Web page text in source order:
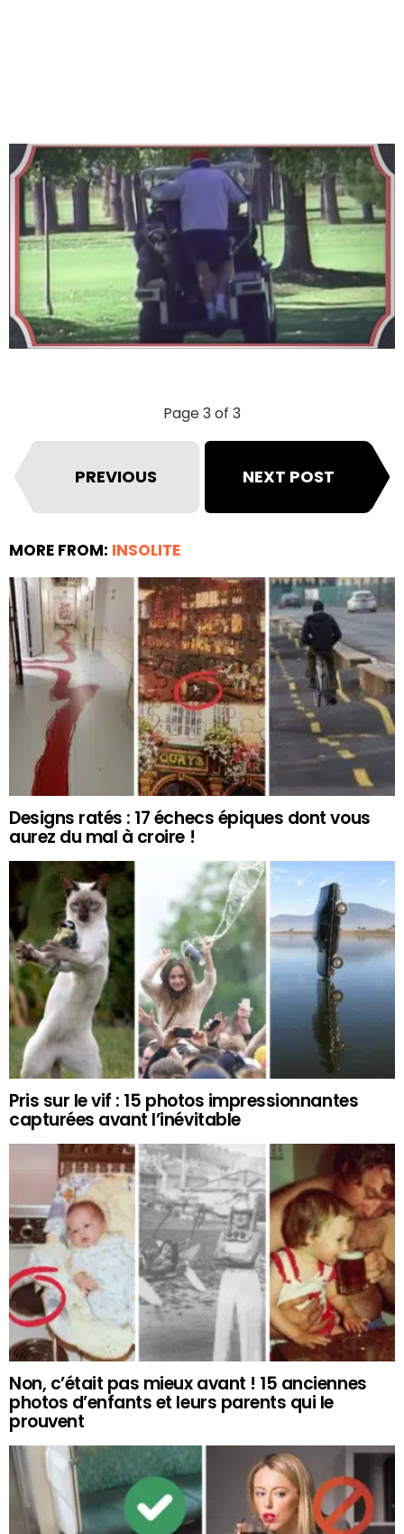
Page 3 of 3
PREVIOUS NEXT POST
MORE FROM: INSOLITE
Designs ratés : 17 échecs épiques dont vous
aurez du mal à croire !
Pris sur le vif : 15 photos impressionnantes
capturées avant l’inévitable
Non, c’était pas mieux avant ! 15 anciennes
photos d’enfants et leurs parents qui le
prouvent